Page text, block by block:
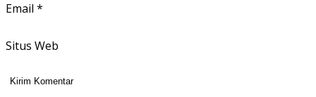
Email *
Situs Web